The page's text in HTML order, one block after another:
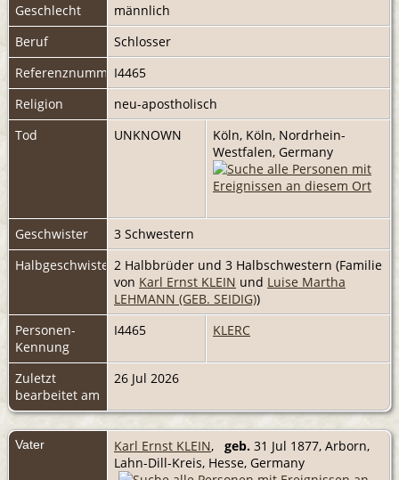
Geschlecht
männlich
Beruf
Schlosser
ReferenznummerI4465
Religion
neu-apostholisch
Tod
UNKNOWN
Köln, Köln, Nordrhein-
Westfalen, Germany
Geschwister
3 Schwestern
Halbgeschwister 2 Halbbrüder und 3 Halbschwestern (Familie
von Karl Ernst KLEIN und Luise Martha
LEHMANN (GEB. SEIDIG))
Personen-
Kennung
I4465 KLERC
Zuletzt
bearbeitet am
26 Jul 2026
Vater Karl Ernst KLEIN, geb. 31 Jul 1877, Arborn,
Lahn-Dill-Kreis, Hesse, Germany